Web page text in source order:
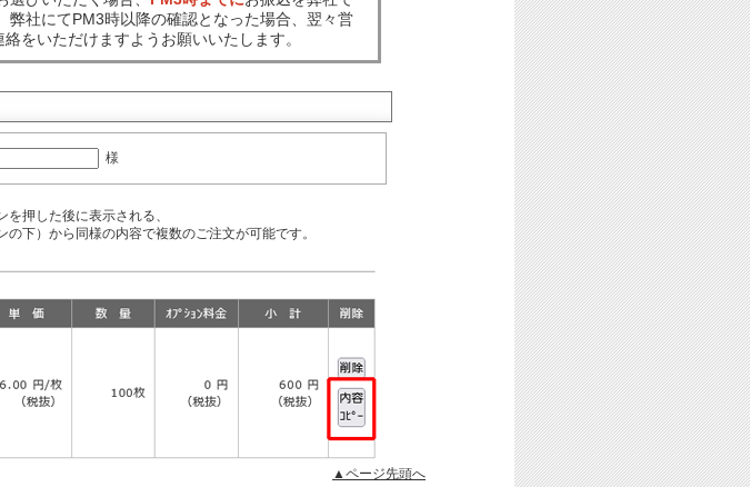
弊社にてPM3時以降の確認となった場合、翌々営
をいただけますようお願いいたします。
様
押した後に表示される、
下）から同様の内容で複数のご注文が可能です。
▲ページ先頭へ